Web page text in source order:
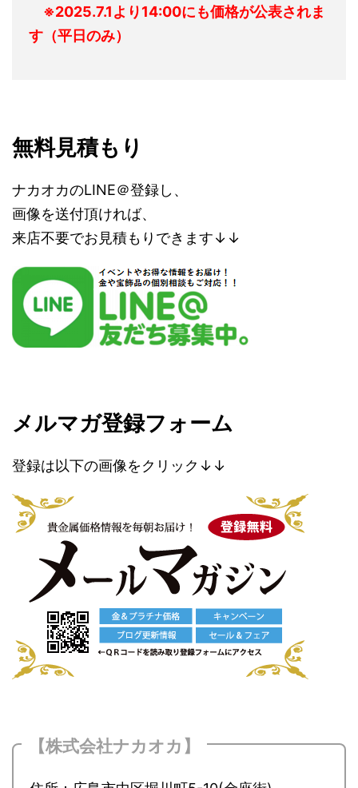
※2025.7.1より14:00にも価格が公表されま
す（平日のみ）
無料見積もり
ナカオカのLINE＠登録し、
画像を送付頂ければ、
来店不要でお見積もりできます↓↓
メルマガ登録フォーム
登録は以下の画像をクリック↓↓
【株式会社ナカオカ】